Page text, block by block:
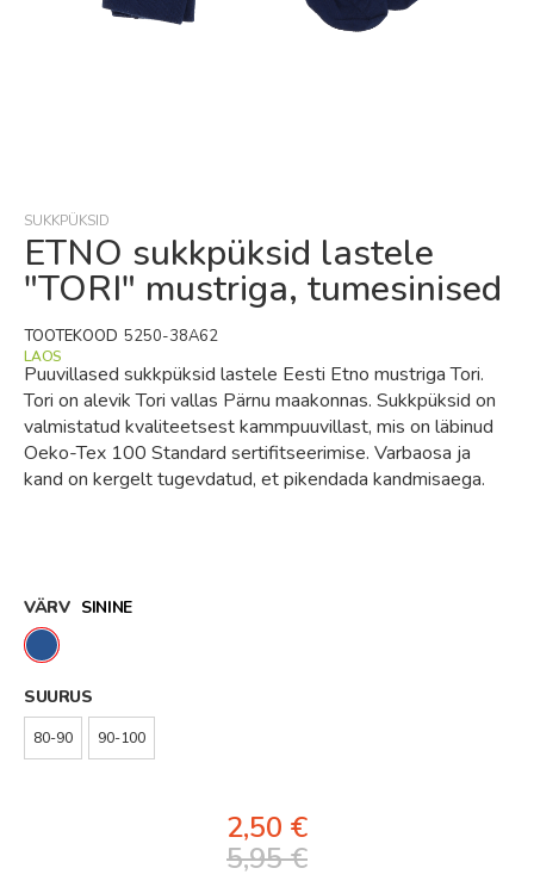
beginning
of
the
images
SUKKPÜKSID
ETNO sukkpüksid lastele
"TORI" mustriga, tumesinised
Puuvillased sukkpüksid lastele Eesti Etno mustriga Tori.
Tori on alevik Tori vallas Pärnu maakonnas. Sukkpüksid on
valmistatud kvaliteetsest kammpuuvillast, mis on läbinud
Oeko-Tex 100 Standard sertifitseerimise. Varbaosa ja
kand on kergelt tugevdatud, et pikendada kandmisaega.
LAOS
TOOTEKOOD 5250-38A62
VÄRV SININE
SUURUS
80-90 90-100
2,50 €
5,95 €